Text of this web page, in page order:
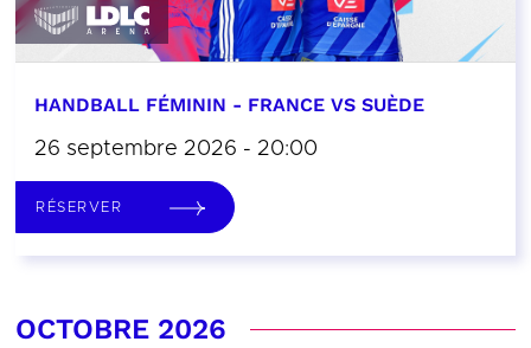
HANDBALL FÉMININ - FRANCE VS SUÈDE
26 septembre 2026 - 20:00
RÉSERVER
OCTOBRE 2026